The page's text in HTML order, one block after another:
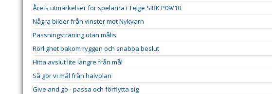
Årets utmärkelser för spelarna i Telge SIBK P09/10
Några bilder från vinster mot Nykvarn
Passningsträning utan målis
Rörlighet bakom ryggen och snabba beslut
Hitta avslut lite längre från mål
Så gör vi mål från halvplan
Give and go - passa och förflytta sig